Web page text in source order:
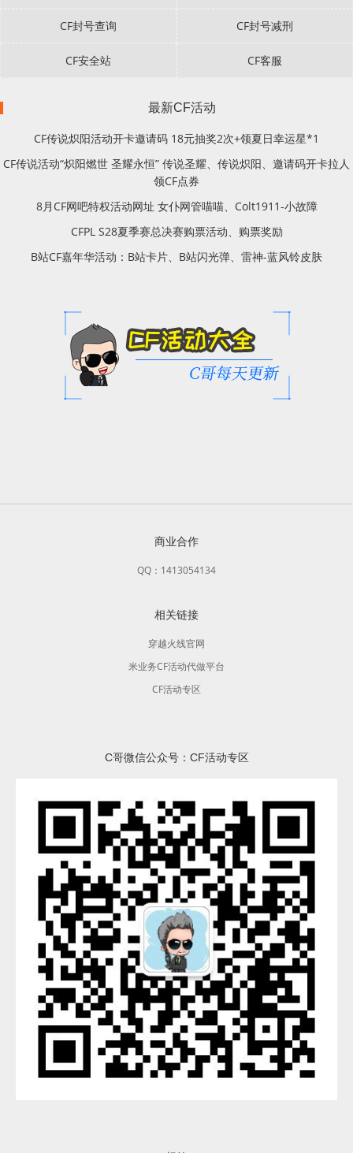
CF封号查询 CF封号减刑
CF安全站 CF客服
最新CF活动
CF传说炽阳活动开卡邀请码 18元抽奖2次+领夏日幸运星*1
CF传说活动“炽阳燃世 圣耀永恒” 传说圣耀、传说炽阳、邀请码开卡拉人
领CF点券
8月CF网吧特权活动网址 女仆网管喵喵、Colt1911-小故障
CFPL S28夏季赛总决赛购票活动、购票奖励
B站CF嘉年华活动：B站卡片、B站闪光弹、雷神-蓝风铃皮肤
商业合作
QQ：1413054134
相关链接
穿越火线官网
米业务CF活动代做平台
CF活动专区
C哥微信公众号：CF活动专区